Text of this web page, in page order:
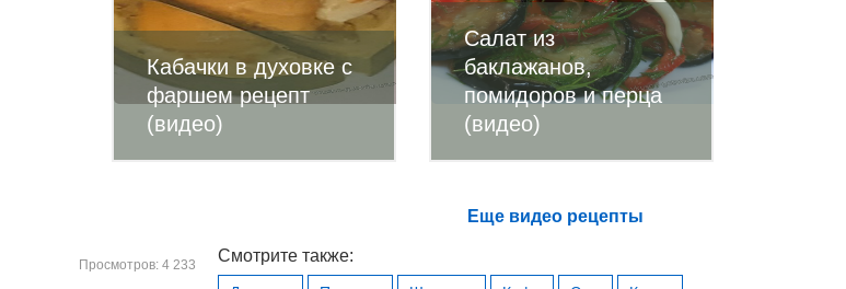
Кабачки в духовке с
фаршем рецепт
(видео)
Салат из
баклажанов,
помидоров и перца
(видео)
Еще видео рецепты
Просмотров: 4 233 Смотрите также: